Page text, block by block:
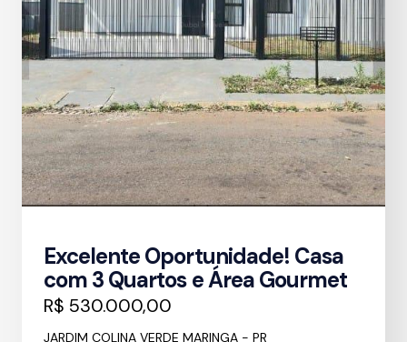
Excelente Oportunidade! Casa
com 3 Quartos e Área Gourmet
R$ 530.000,00
JARDIM COLINA VERDE MARINGA - PR